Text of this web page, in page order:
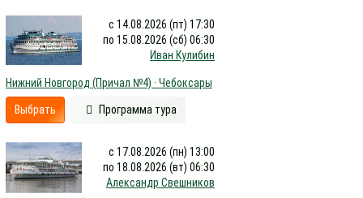
с 14.08.2026 (пт) 17:30
по 15.08.2026 (сб) 06:30
Иван Кулибин
Нижний Новгород (Причал №4) · Чебоксары
Выбрать Программа тура
с 17.08.2026 (пн) 13:00
по 18.08.2026 (вт) 06:30
Александр Свешников